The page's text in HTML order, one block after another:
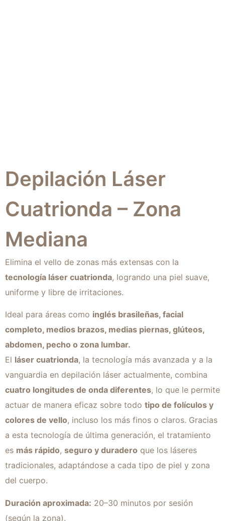
Depilación Láser
Cuatrionda – Zona
Mediana
Elimina el vello de zonas más extensas con la
tecnología láser cuatrionda, logrando una piel suave,
uniforme y libre de irritaciones.
Ideal para áreas como inglés brasileñas, facial
completo, medios brazos, medias piernas, glúteos,
abdomen, pecho o zona lumbar.
El láser cuatrionda, la tecnología más avanzada y a la
vanguardia en depilación láser actualmente, combina
cuatro longitudes de onda diferentes, lo que le permite
actuar de manera eficaz sobre todo tipo de folículos y
colores de vello, incluso los más finos o claros. Gracias
a esta tecnología de última generación, el tratamiento
es más rápido, seguro y duradero que los láseres
tradicionales, adaptándose a cada tipo de piel y zona
del cuerpo.
Duración aproximada: 20–30 minutos por sesión
(según la zona).